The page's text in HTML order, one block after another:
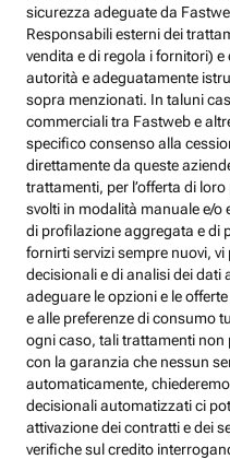
sicurezza adeguate da
Responsabili esterni dei
vendita e di regola i fornitori)
autorità e adeguatamente
sopra menzionati. In taluni
commerciali tra Fastweb e
specifico consenso alla
direttamente da queste
trattamenti, per l’offerta di
svolti in modalità manuale e/o
di profilazione aggregata e di
fornirti servizi sempre nuovi,
decisionali e di analisi dei
adeguare le opzioni e le
e alle preferenze di consumo
ogni caso, tali trattamenti
con la garanzia che nessun
automaticamente,
decisionali automatizzati ci
attivazione dei contratti e dei
verifiche sul credito